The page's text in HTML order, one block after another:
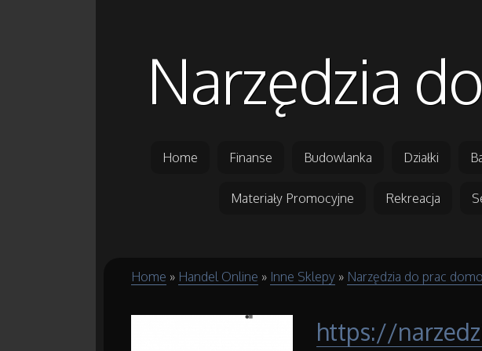
Narzędzia
Home Finanse Budowlanka Działki
Materiały Promocyjne Rekreacja
Home » Handel Online » Inne Sklepy » Narzędzia do prac
https://